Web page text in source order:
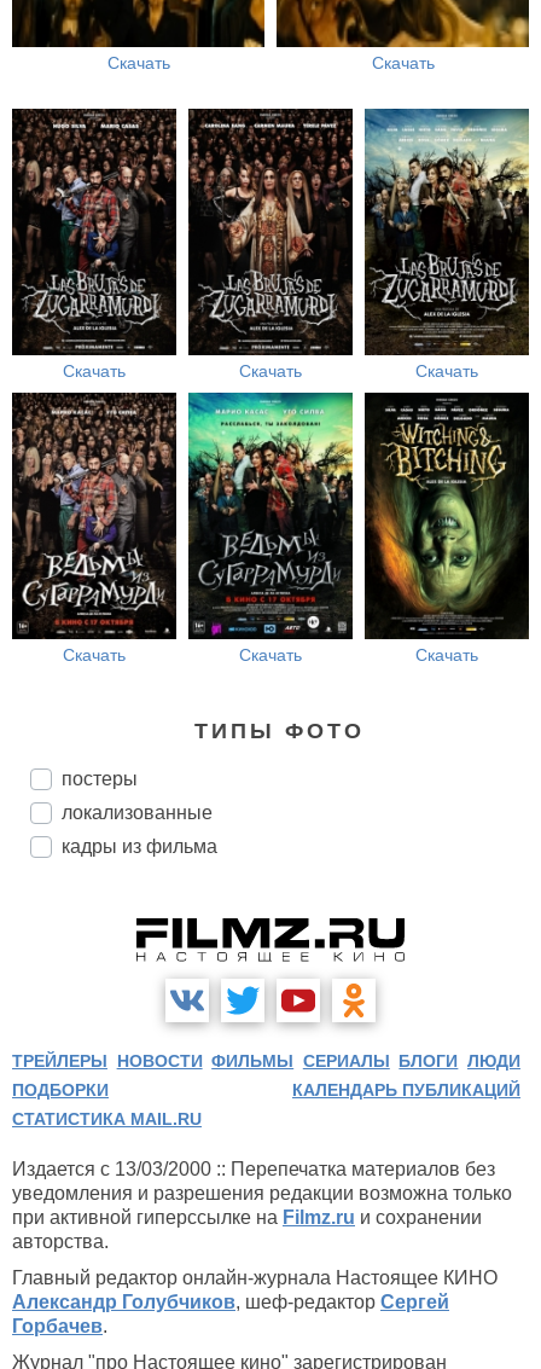
Скачать Скачать
Скачать Скачать Скачать
Скачать Скачать Скачать
ТИПЫ ФОТО
постеры
локализованные
кадры из фильма
ТРЕЙЛЕРЫ НОВОСТИ ФИЛЬМЫ СЕРИАЛЫ БЛОГИ ЛЮДИ
ПОДБОРКИ
КАЛЕНДАРЬ ПУБЛИКАЦИЙ
СТАТИСТИКА MAIL.RU
Издается с 13/03/2000 :: Перепечатка материалов без
уведомления и разрешения редакции возможна только
при активной гиперссылке на Filmz.ru и сохранении
авторства.
Главный редактор онлайн-журнала Настоящее КИНО
Александр Голубчиков, шеф-редактор Сергей
Горбачев.
Журнал "про Настоящее кино" зарегистрирован